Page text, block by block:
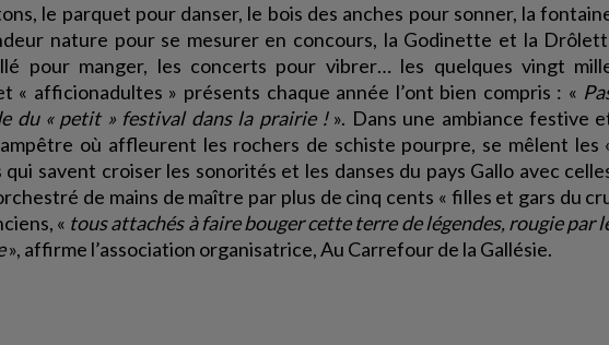
participatif
du
PCI
en
Centre
Ouest
Bretagne
le parquet pour danser, le bois des anches pour sonner, la
nature pour se mesurer en concours, la Godinette et la
pour manger, les concerts pour vibrer… les quelques vingt
« afficionadultes » présents chaque année l’ont bien compris : «
du « petit » festival dans la prairie !». Dans une ambiance festive
où affleurent les rochers de schiste pourpre, se mêlent les
savent croiser les sonorités et les danses du pays Gallo avec
de mains de maître par plus de cinq cents « filles et gars du
« tous attachés à faire bouger cette terre de légendes, rougie par
», affirme l’association organisatrice, Au Carrefour de la Gallésie.